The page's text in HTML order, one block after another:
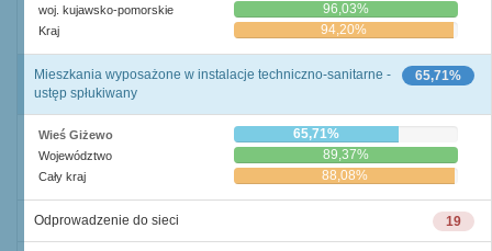
woj. kujawsko-pomorskie 96,03%
Kraj 94,20%
65,71%
Mieszkania wyposażone w instalacje techniczno-sanitarne -
ustęp spłukiwany
Wieś Giżewo 65,71%
Województwo 89,37%
Cały kraj 88,08%
19
Odprowadzenie do sieci